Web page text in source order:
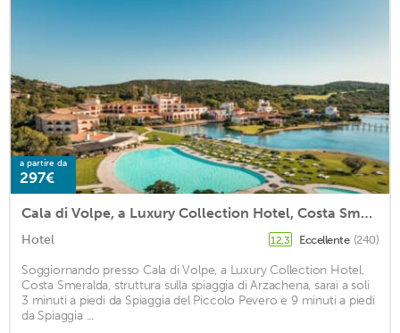
a partire da
297€
Cala di Volpe, a Luxury Collection Hotel, Costa Smeralda
Hotel 12,3 Eccellente (240)
Soggiornando presso Cala di Volpe, a Luxury Collection Hotel,
Costa Smeralda, struttura sulla spiaggia di Arzachena, sarai a soli
3 minuti a piedi da Spiaggia del Piccolo Pevero e 9 minuti a piedi
da Spiaggia ...